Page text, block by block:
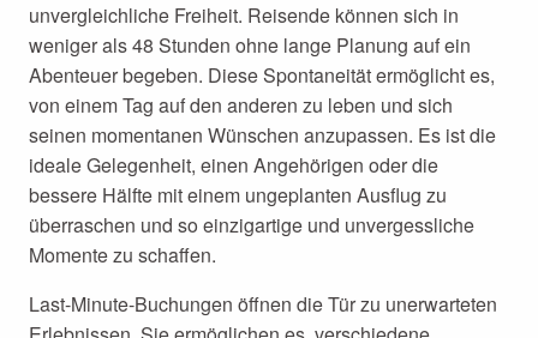
unvergleichliche Freiheit. Reisende können sich in
weniger als 48 Stunden ohne lange Planung auf ein
Abenteuer begeben. Diese Spontaneität ermöglicht es,
von einem Tag auf den anderen zu leben und sich
seinen momentanen Wünschen anzupassen. Es ist die
ideale Gelegenheit, einen Angehörigen oder die
bessere Hälfte mit einem ungeplanten Ausflug zu
überraschen und so einzigartige und unvergessliche
Momente zu schaffen.
Last-Minute-Buchungen öffnen die Tür zu unerwarteten